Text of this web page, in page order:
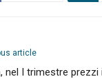
article
nel I trimestre prezzi